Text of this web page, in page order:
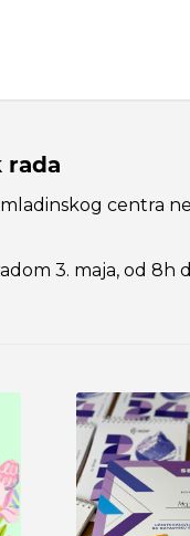
rada
centra
3. maja, od 8h